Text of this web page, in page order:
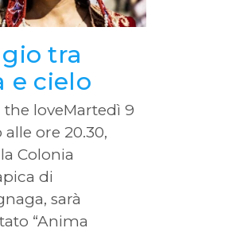
tra
e cielo
the loveMartedì 9
ore 20.30,
Colonia
di
sarà
“Anima